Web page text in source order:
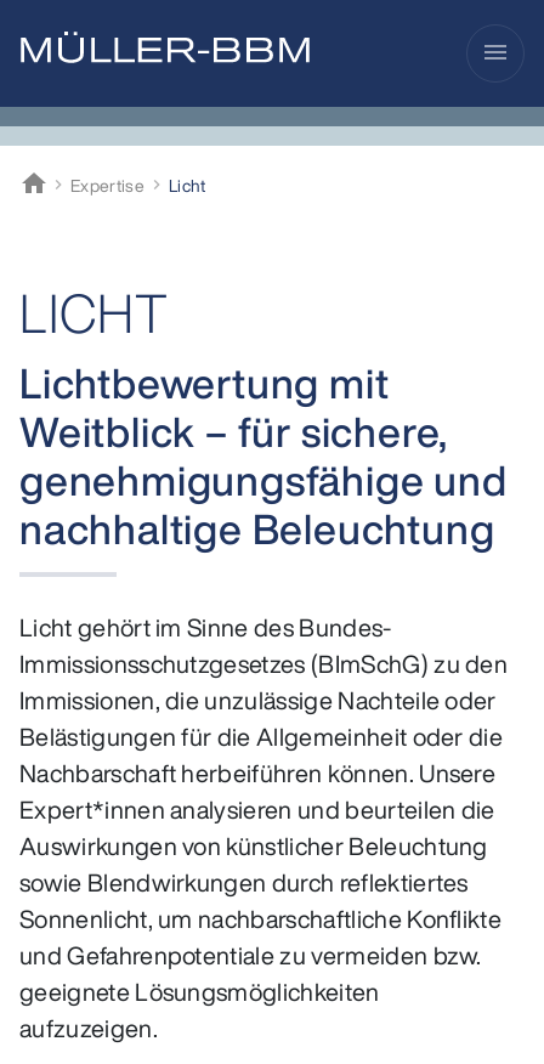
menu
home
Müller-BBM
Expertise Licht
LICHT
Lichtbewertung mit
Weitblick – für sichere,
genehmigungsfähige und
nachhaltige Beleuchtung
Licht gehört im Sinne des Bundes-
Immissionsschutzgesetzes (BImSchG) zu den
Immissionen, die unzulässige Nachteile oder
Belästigungen für die Allgemeinheit oder die
Nachbarschaft herbeiführen können. Unsere
Expert*innen analysieren und beurteilen die
Auswirkungen von künstlicher Beleuchtung
sowie Blendwirkungen durch reflektiertes
Sonnenlicht, um nachbarschaftliche Konflikte
und Gefahrenpotentiale zu vermeiden bzw.
geeignete Lösungsmöglichkeiten
aufzuzeigen.